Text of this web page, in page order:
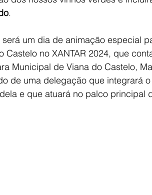
.
um dia de animação especial
Castelo no XANTAR 2024, que
Municipal de Viana do Castelo,
de uma delegação que integrará
e que atuará no palco principal